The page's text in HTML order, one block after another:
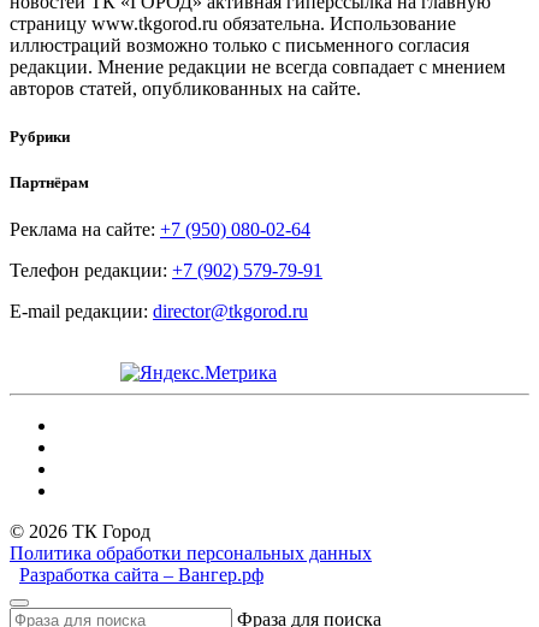
страницу www.tkgorod.ru обязательна. Использование
иллюстраций возможно только с письменного согласия
редакции. Мнение редакции не всегда совпадает с мнением
авторов статей, опубликованных на сайте.
Рубрики
Партнёрам
Реклама на сайте: +7 (950) 080-02-64
Телефон редакции: +7 (902) 579-79-91
E-mail редакции: director@tkgorod.ru
© 2026 ТК Город
Политика обработки персональных данных
Разработка сайта – Вангер.рф
Фраза для поиска